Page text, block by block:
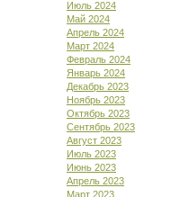
Июль 2024
Май 2024
Апрель 2024
Март 2024
Февраль 2024
Январь 2024
Декабрь 2023
Ноябрь 2023
Октябрь 2023
Сентябрь 2023
Август 2023
Июль 2023
Июнь 2023
Апрель 2023
Март 2023